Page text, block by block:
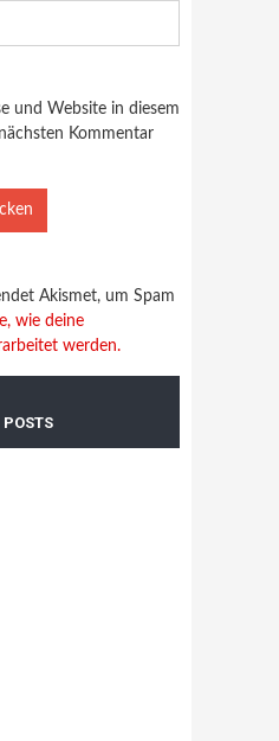
und Website in diesem
Kommentar
Akismet, um Spam
wie deine
werden.
POSTS